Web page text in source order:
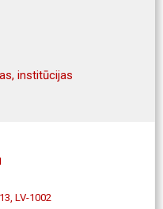
institūcijas
LV-1002